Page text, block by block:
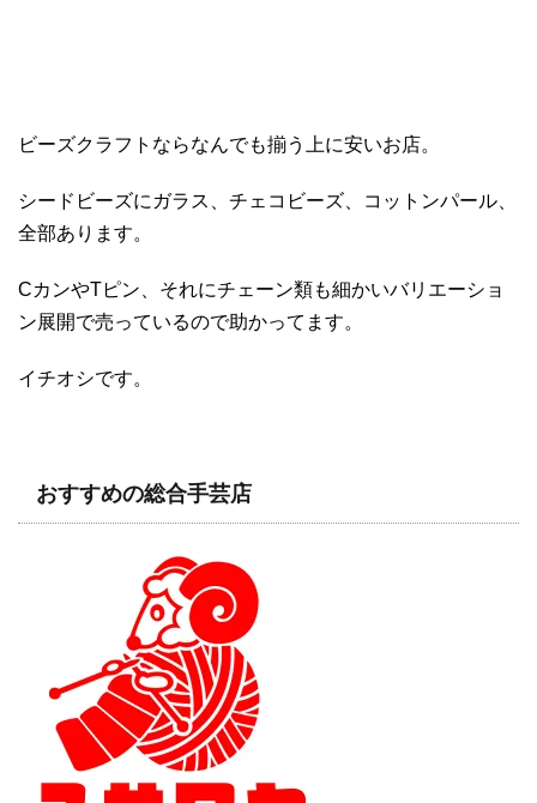
ビーズクラフトならなんでも揃う上に安いお店。
シードビーズにガラス、チェコビーズ、コットンパール、
全部あります。
CカンやTピン、それにチェーン類も細かいバリエーショ
ン展開で売っているので助かってます。
イチオシです。
おすすめの総合手芸店